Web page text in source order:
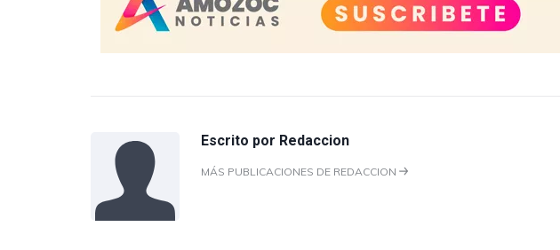
Escrito por Redaccion
MÁS PUBLICACIONES DE REDACCION